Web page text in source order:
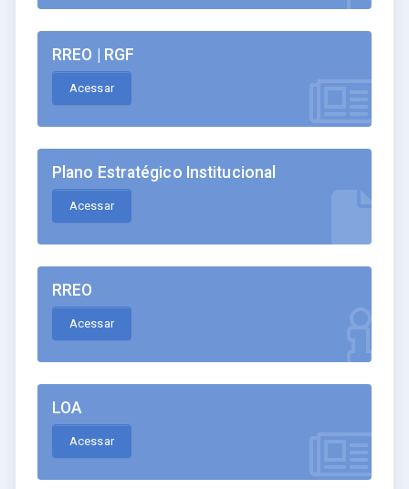
RREO | RGF
Acessar
Plano Estratégico Institucional
Acessar
RREO
Acessar
LOA
Acessar